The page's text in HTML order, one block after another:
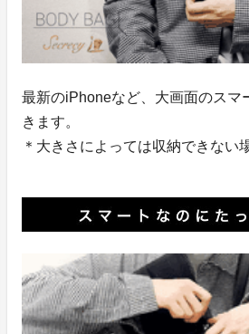
最新のiPhoneなど、大画面のスマ
きます。
＊大きさによっては収納できない